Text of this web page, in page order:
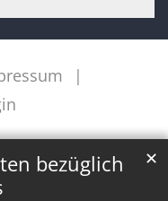
bezüglich
✕